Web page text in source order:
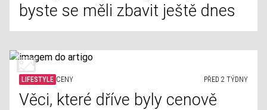
byste se měli zbavit ještě dnes
LIFESTYLE CENY PŘED 2 TÝDNY
Věci, které dříve byly cenově